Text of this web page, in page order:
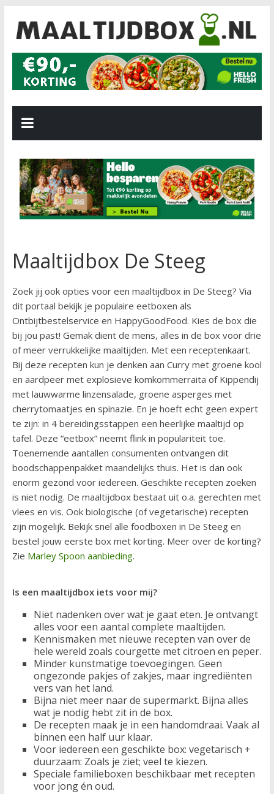
Maaltijdbox De Steeg
Zoek jij ook opties voor een maaltijdbox in De Steeg? Via
dit portaal bekijk je populaire eetboxen als
Ontbijtbestelservice en HappyGoodFood. Kies de box die
bij jou past! Gemak dient de mens, alles in de box voor drie
of meer verrukkelijke maaltijden. Met een receptenkaart.
Bij deze recepten kun je denken aan Curry met groene kool
en aardpeer met explosieve komkommerraita of Kippendij
met lauwwarme linzensalade, groene asperges met
cherrytomaatjes en spinazie. En je hoeft echt geen expert
te zijn: in 4 bereidingsstappen een heerlijke maaltijd op
tafel. Deze “eetbox” neemt flink in populariteit toe.
Toenemende aantallen consumenten ontvangen dit
boodschappenpakket maandelijks thuis. Het is dan ook
enorm gezond voor iedereen. Geschikte recepten zoeken
is niet nodig. De maaltijdbox bestaat uit o.a. gerechten met
vlees en vis. Ook biologische (of vegetarische) recepten
zijn mogelijk. Bekijk snel alle foodboxen in De Steeg en
bestel jouw eerste box met korting. Meer over de korting?
Zie Marley Spoon aanbieding.
Is een maaltijdbox iets voor mij?
Niet nadenken over wat je gaat eten. Je ontvangt
alles voor een aantal complete maaltijden.
Kennismaken met nieuwe recepten van over de
hele wereld zoals courgette met citroen en peper.
Minder kunstmatige toevoegingen. Geen
ongezonde pakjes of zakjes, maar ingrediënten
vers van het land.
Bijna niet meer naar de supermarkt. Bijna alles
wat je nodig hebt zit in de box.
De recepten maak je in een handomdraai. Vaak al
binnen een half uur klaar.
Voor iedereen een geschikte box: vegetarisch +
duurzaam: Zoals je ziet; veel te kiezen.
Speciale familieboxen beschikbaar met recepten
voor jong én oud.